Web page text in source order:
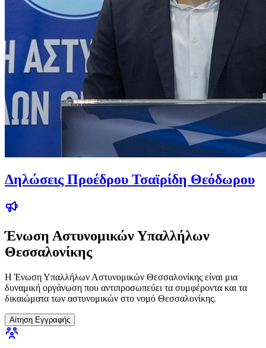
Δηλώσεις Προέδρου Τσαϊρίδη Θεόδωρου
Ένωση Αστυνομικών Υπαλλήλων
Θεσσαλονίκης
Η Ένωση Υπαλλήλων Αστυνομικών Θεσσαλονίκης είναι μια
δυναμική οργάνωση που αντιπροσωπεύει τα συμφέροντα και τα
δικαιώματα των αστυνομικών στο νομό Θεσσαλονίκης.
Αίτηση Εγγραφής